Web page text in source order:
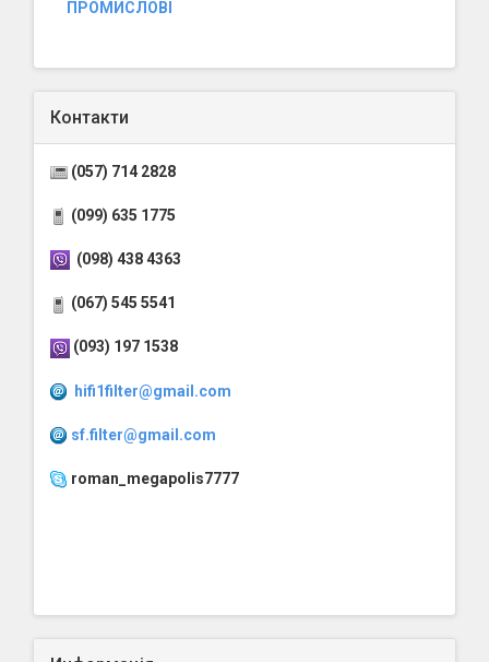
ПРОМИСЛОВІ
Контакти
(057) 714 2828
(099) 635 1775
(098) 438 4363
(067) 545 5541
(093) 197 1538
hifi1filter@gmail.com
sf.filter@gmail.com
roman_megapolis7777